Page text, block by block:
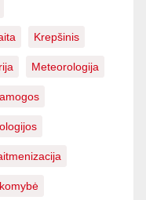
Krepšinis
Meteorologija